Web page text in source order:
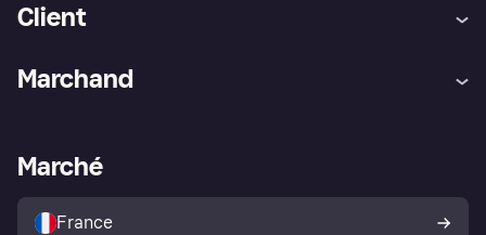
Client
Explorez les magasins
Politique de protection de
l’acheteur Klarna
Marchand
Portail Marchand
Marché
France